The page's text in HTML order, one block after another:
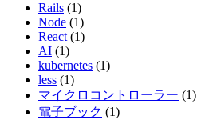
Rails (1)
Node (1)
React (1)
AI (1)
kubernetes (1)
less (1)
マイクロコントローラー (1)
電子ブック (1)